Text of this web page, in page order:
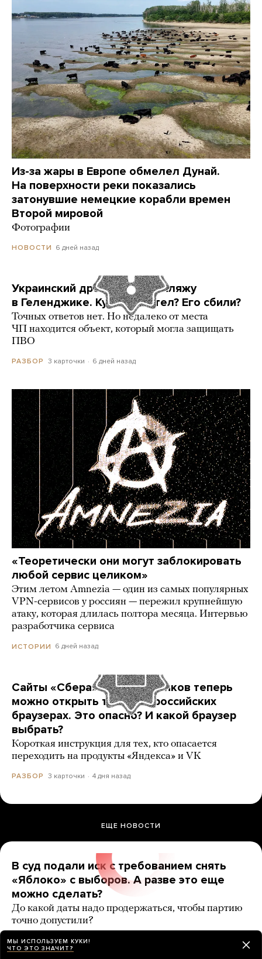
Из-за жары в Европе обмелел Дунай.
На поверхности реки показались
затонувшие немецкие корабли времен
Второй мировой
Фотографии
НОВОСТИ 6 дней назад
Украинский дрон попал по пляжу
в Геленджике. Куда он летел? Его сбили?
Точных ответов нет. Но недалеко от места
ЧП находится объект, который могла защищать
ПВО
РАЗБОР 3 карточки 6 дней назад
«Теоретически они могут заблокировать
любой сервис целиком»
Этим летом Amnezia — один из самых популярных
VPN-сервисов у россиян — пережил крупнейшую
атаку, которая длилась полтора месяца. Интервью
разработчика сервиса
ИСТОРИИ 6 дней назад
Сайты «Сбера» и других банков теперь
можно открыть только в российских
браузерах. Это опасно? И какой браузер
выбрать?
Короткая инструкция для тех, кто опасается
переходить на продукты «Яндекса» и VK
РАЗБОР 3 карточки 4 дня назад
ЕЩЕ НОВОСТИ
В суд подали иск с требованием снять
«Яблоко» с выборов. А разве это еще
можно сделать?
До какой даты надо продержаться, чтобы партию
точно допустили?
РАЗБОР 7 карточек
МЫ ИСПОЛЬЗУЕМ КУКИ!
ЧТО ЭТО ЗНАЧИТ?